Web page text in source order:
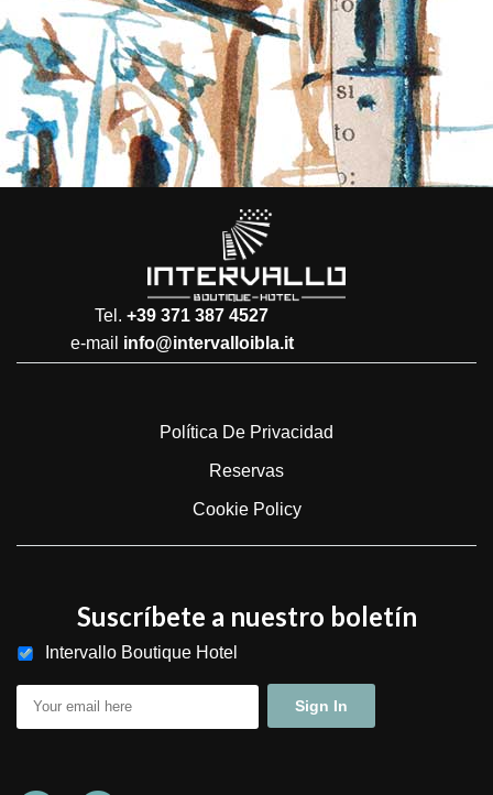
Tel. +39 371 387 4527
e-mail info@intervalloibla.it
Política De Privacidad
Reservas
Cookie Policy
Suscríbete a nuestro boletín
Intervallo Boutique Hotel